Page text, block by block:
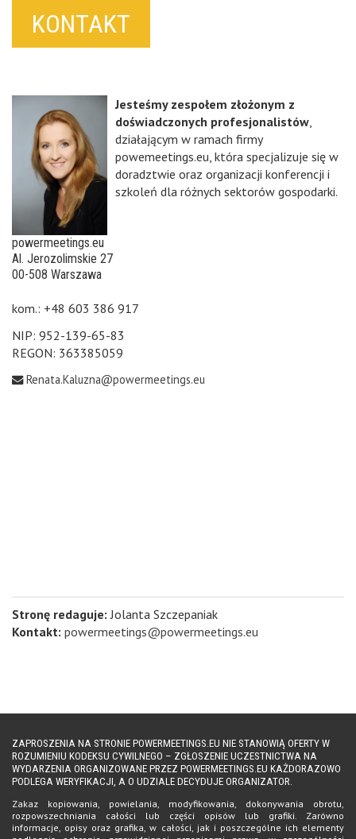
KONTAKT
Jesteśmy zespołem złożonym z
doświadczonych profesjonalistów
działającym w ramach firmy
powemeetings.eu, która specjalizuje się w
doradztwie oraz organizacji konferencji i
szkoleń dla różnych sektorów gospodarki.
powermeetings.eu
Al. Jerozolimskie 27
00-508 Warszawa
kom.: +48 603 386 917
NIP: 952-139-65-83
REGON: 363385059
Renata.Kaluzna@powermeetings.eu
Stronę redaguje: Jolanta Szczepaniak
Kontakt: powermeetings@powermeetings.eu
ZAPROSZENIA NA STRONIE POWERMEETINGS.EU NIE STANOWIĄ OFERTY W
ROZUMIENIU KODEKSU CYWILNEGO – ZGŁOSZENIE UCZESTNICTWA NA
WYDARZENIA ORGANIZOWANE PRZEZ POWERMEETINGS.EU KAŻDORAZOWO
PODLEGA WERYFIKACJI, A O UDZIALE DECYDUJE ORGANIZATOR.
Zakaz kopiowania, powielania, modyfikowania, dokonywania obrotu,
rozpowszechniania całości lub części opisów lub grafiki. Zarówno
informacje, opisy oraz grafika, w całości, jak i poszczególne ich elementy